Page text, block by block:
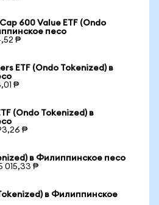
600 Value ETF (Ondo
песо
₱
ETF (Ondo Tokenized) в
₱
(Ondo Tokenized) в
₱
в Филиппинское песо
015,33 ₱
в Филиппинское